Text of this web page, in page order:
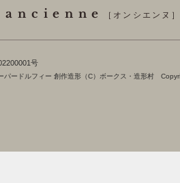
ancienne ［オンシエンヌ
号
ードルフィー 創作造形（C）ボークス・造形村